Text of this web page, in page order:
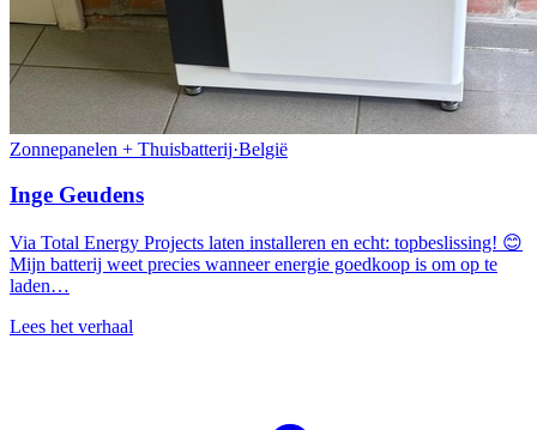
Zonnepanelen + Thuisbatterij·België
Inge Geudens
Via Total Energy Projects laten installeren en echt: topbeslissing! 😊
Mijn batterij weet precies wanneer energie goedkoop is om op te
laden…
Lees het verhaal